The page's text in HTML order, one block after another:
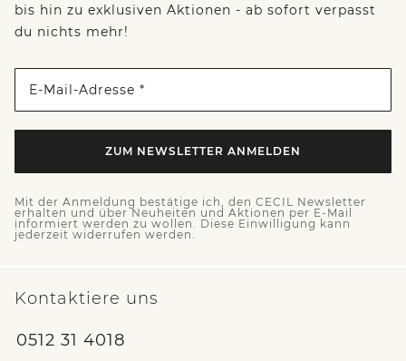
bis hin zu exklusiven Aktionen - ab sofort verpasst
du nichts mehr!
E-Mail-Adresse *
ZUM NEWSLETTER ANMELDEN
Mit der Anmeldung bestätige ich, den CECIL Newsletter
erhalten und über Neuheiten und Aktionen per E-Mail
informiert werden zu wollen. Diese Einwilligung kann
jederzeit widerrufen werden.
Kontaktiere uns
0512 31 4018